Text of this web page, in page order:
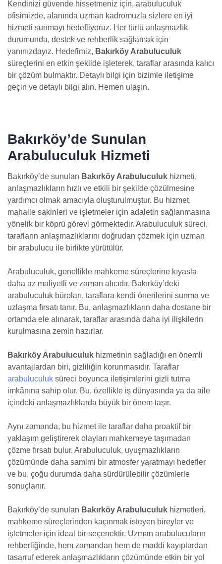
Kendinizi güvende hissetmeniz için, arabuluculuk
ofisimizde, alanında uzman kadromuzla sizlere en iyi
hizmeti sunmayı hedefliyoruz. Her türlü anlaşmazlık
durumunda, destek ve rehberlik sağlamak için
yanınızdayız. Hedefimiz, Bakırköy Arabuluculuk
süreçlerini en etkin şekilde işleterek, taraflar arasında kalıcı
bir çözüm bulmaktır. Detaylı bilgi için bizimle iletişime
geçin ve detaylı bilgi alın. Hemen ulaşın.
Bakırköy’de Sunulan
Arabuluculuk Hizmeti
Bakırköy’de sunulan Bakırköy Arabuluculuk hizmeti,
anlaşmazlıkların hızlı ve etkili bir şekilde çözülmesine
yardımcı olmak amacıyla oluşturulmuştur. Bu hizmet,
mahalle sakinleri ve işletmeler için adaletin sağlanmasına
yönelik bir köprü görevi görmektedir. Arabuluculuk süreci,
tarafların anlaşmazlıklarını doğrudan çözmek için uzman
bir arabulucu ile birlikte yürütülür.
Arabuluculuk, genellikle mahkeme süreçlerine kıyasla
daha az maliyetli ve zaman alıcıdır. Bakırköy’deki
arabuluculuk büroları, taraflara kendi önerilerini sunma ve
uzlaşma fırsatı tanır. Bu, anlaşmazlıkların daha dostane bir
ortamda ele alınarak, taraflar arasında daha iyi ilişkilerin
kurulmasına zemin hazırlar.
Bakırköy Arabuluculuk hizmetinin sağladığı en önemli
avantajlardan biri, gizliliğin korunmasıdır. Taraflar
arabuluculuk süreci boyunca iletişimlerini gizli tutma
imkânına sahip olur. Bu, özellikle iş dünyasında ya da aile
içindeki anlaşmazlıklarda büyük bir önem taşır.
Aynı zamanda, bu hizmet ile taraflar daha proaktif bir
yaklaşım geliştirerek olayları mahkemeye taşımadan
çözme fırsatı bulur. Arabuluculuk, uyuşmazlıkların
çözümünde daha samimi bir atmosfer yaratmayı hedefler
ve bu, çoğu durumda daha sürdürülebilir çözümlerle
sonuçlanır.
Bakırköy’de sunulan Bakırköy Arabuluculuk hizmetleri,
mahkeme süreçlerinden kaçınmak isteyen bireyler ve
işletmeler için ideal bir seçenektir. Uzman arabulucuların
rehberliğinde, hem zamandan hem de maddi kayıplardan
tasarruf ederek anlaşmazlıkların çözümünde etkin bir yol